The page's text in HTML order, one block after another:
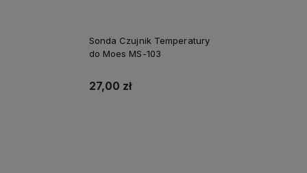
Sonda Czujnik Temperatury
do Moes MS-103
27,00 zł